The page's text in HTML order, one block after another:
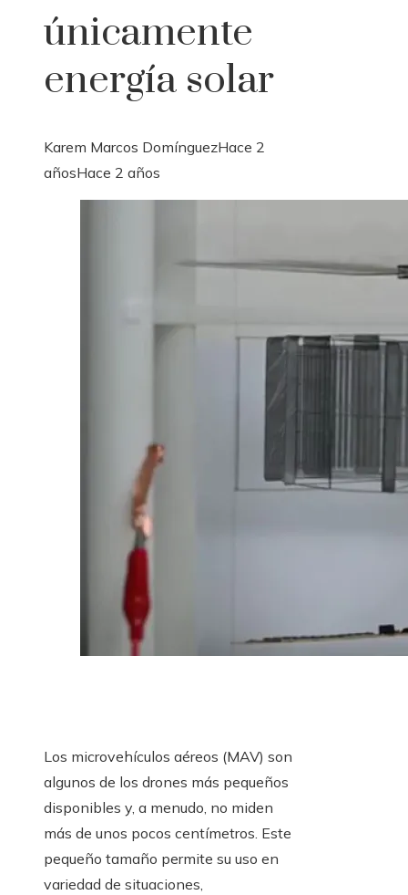
únicamente
energía solar
Karem Marcos DomínguezHace 2
añosHace 2 años
Los microvehículos aéreos (MAV) son
algunos de los drones más pequeños
disponibles y, a menudo, no miden
más de unos pocos centímetros. Este
pequeño tamaño permite su uso en
variedad de situaciones,